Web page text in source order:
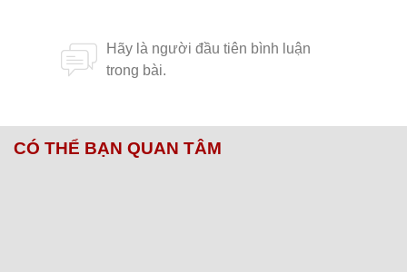
CÓ THỂ BẠN QUAN TÂM